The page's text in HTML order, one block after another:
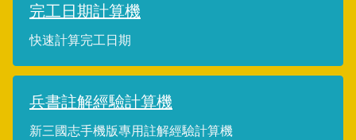
完工日期計算機
快速計算完工日期
兵書註解經驗計算機
新三國志手機版專用註解經驗計算機